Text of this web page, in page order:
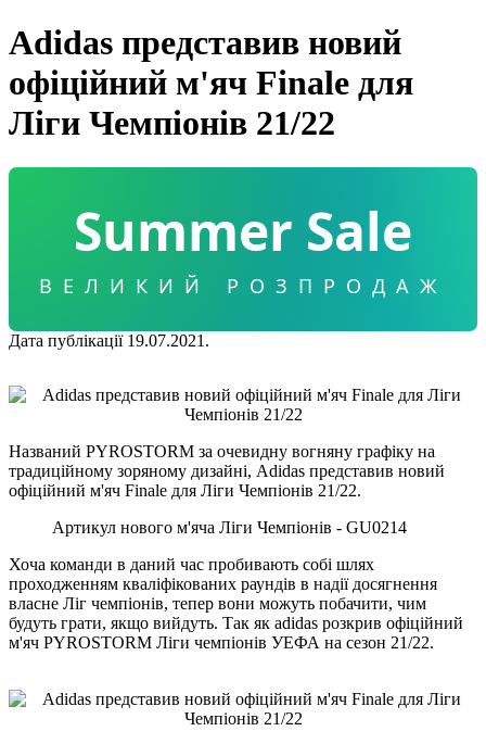
Adidas представив новий
офіційний м'яч Finale для
Ліги Чемпіонів 21/22
Summer Sale
ВЕЛИКИЙ РОЗПРОДАЖ
Дата публікації 19.07.2021.
Названий PYROSTORM за очевидну вогняну графіку на
традиційному зоряному дизайні, Adidas представив новий
офіційний м'яч Finale для Ліги Чемпіонів 21/22.
Артикул нового м'яча Ліги Чемпіонів - GU0214
Хоча команди в даний час пробивають собі шлях
проходженням кваліфікованих раундів в надії досягнення
власне Ліг чемпіонів, тепер вони можуть побачити, чим
будуть грати, якщо вийдуть. Так як adidas розкрив офіційний
м'яч PYROSTORM Ліги чемпіонів УЕФА на сезон 21/22.